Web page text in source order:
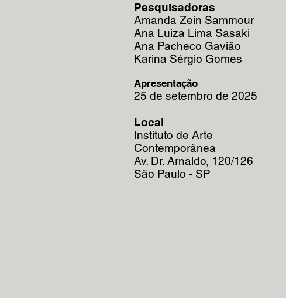
Pesquisadoras
Amanda Zein Sammour
Ana Luiza Lima Sasaki
Ana Pacheco Gavião
Karina Sérgio Gomes
Apresentação
25 de setembro de 2025
Local
Instituto de Arte
Contemporânea
Av. Dr. Arnaldo, 120/126
São Paulo - SP